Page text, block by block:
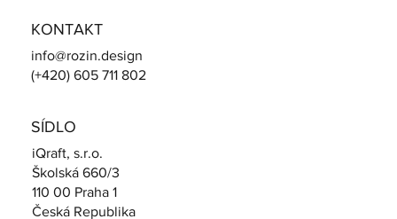
KONTAKT
info@rozin.design
(+420) 605 711 802
SÍDLO
iQraft, s.r.o.
Školská 660/3
110 00 Praha 1​
Česká Republika